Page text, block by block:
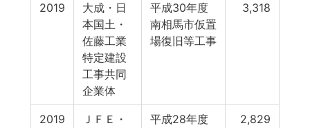
2019
大成・日
本国土・
佐藤工業
特定建設
工事共同
企業体
平成30年度
南相馬市仮置
場復旧等工事
3,318
2019
ＪＦＥ・
平成28年度
2,829